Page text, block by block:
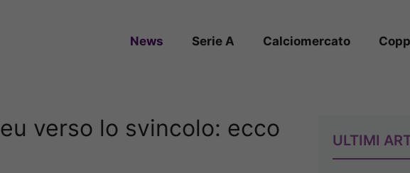
News Serie A Calciomercato
verso lo svincolo: ecco
ULTIMI